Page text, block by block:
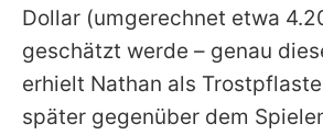
Dollar (umgerechnet etwa
geschätzt werde – genau
erhielt Nathan als
später gegenüber dem